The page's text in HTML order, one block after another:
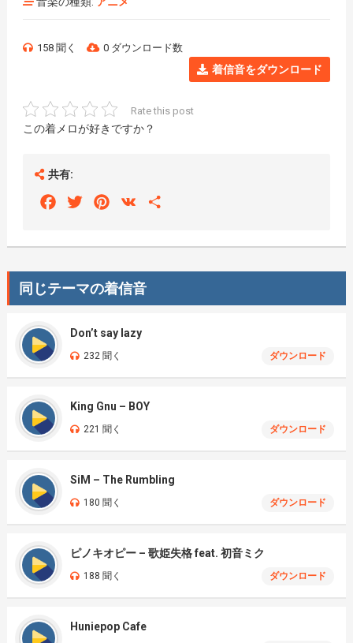
158 聞く 0 ダウンロード数
着信音をダウンロード
Rate this post
この着メロが好きですか？
共有:
FacebookTwitterPinterest
VK
同じテーマの着信音
Don’t say lazy
232 聞く ダウンロード
King Gnu – BOY
221 聞く ダウンロード
SiM – The Rumbling
180 聞く ダウンロード
ピノキオピー – 歌姫失格 feat. 初音ミク
188 聞く ダウンロード
Huniepop Cafe